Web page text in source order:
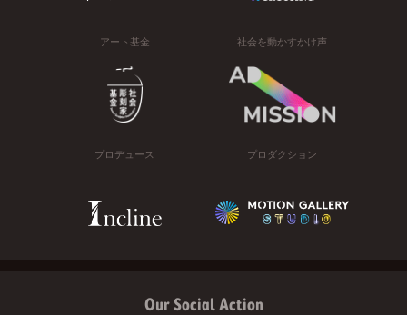
アート基金 社会を動かすかけ声
プロデュース プロダクション
Our Social Action